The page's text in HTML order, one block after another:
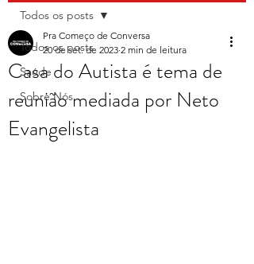
Todos os posts
Saúde
Sobre Nós
Todos os posts
Casa do Autista é tema de
reunião mediada por Neto
Evangelista
Pra Começo de Conversa
20 de set. de 2023 2 min de leitura